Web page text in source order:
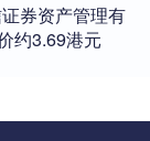
券资产管理有
约3.69港元